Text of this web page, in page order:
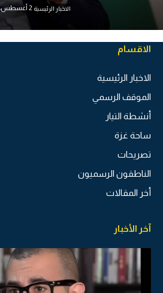
الاخبار الرئيسية 2 أغسطس، 2026
الاقسام
الاخبار الرئيسية
الموقف الرسمي
أنشطة التيار
ساحة غزة
تصريحات
الناطقون الرسميون
أخر المقالات
آخر الأخبار